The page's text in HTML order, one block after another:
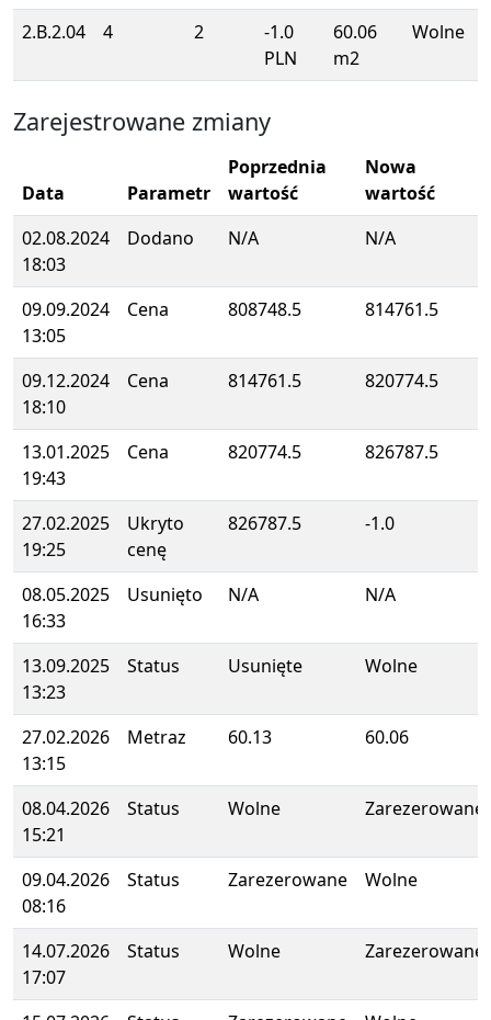
2.B.2.04
4 2
-1.0
PLN
60.06
m2
Wolne
Zarejestrowane zmiany
Data Parametr
Poprzednia
wartość
Nowa
wartość
02.08.2024
18:03
Dodano N/A N/A
09.09.2024
13:05
Cena 808748.5 814761.5
09.12.2024
18:10
Cena 814761.5 820774.5
13.01.2025
19:43
Cena 820774.5 826787.5
27.02.2025
19:25
Ukryto
cenę
826787.5 -1.0
08.05.2025
16:33
Usunięto N/A N/A
13.09.2025
13:23
Status Usunięte Wolne
27.02.2026
13:15
Metraz 60.13 60.06
08.04.2026
15:21
Status Wolne Zarezerowane
09.04.2026
08:16
Status Zarezerowane Wolne
14.07.2026
17:07
Status Wolne Zarezerowane